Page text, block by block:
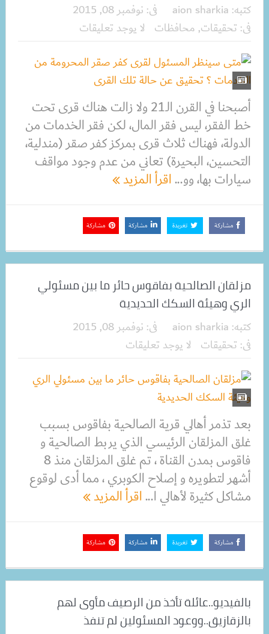
كتبه: aion sharkia فى: نوفمبر 08, 2015
فى: تحقيقات, محافظات لا يوجد تعليقات
أصبحنا في القرن الـ21 ولا زالت هناك قرى تحت
خط الفقر، ليس فقر المال، لكن فقر الخدمات من
الدولة، فهناك ثلاث قرى بمركز كفر صقر (مندلية،
التحسين، البحيرة) تعاني من عدم وجود مواقف
سيارات بها، وو...اقرأ المزيد
مشاركة تغريدة مشاركة مشاركة
مزلقان الصالحية بفاقوس حائر ما بين مسئولي
الري وهيئة السكك الحديدية
كتبه: aion sharkia فى: نوفمبر 08, 2015
فى: تحقيقات لا يوجد تعليقات
بعد تذمر أهالي قرية الصالحية بفاقوس بسبب
غلق المزلقان الرئيسي الذي يربط الصالحية و
فاقوس بمدن القناة ، تم غلق المزلقان منذ 8
أشهر لتطويره و إصلاح الكوبري ، مما أدى لوقوع
مشاكل كثيرة لأهالي ا...اقرأ المزيد
مشاركة تغريدة مشاركة مشاركة
بالفيديو..عائلة تأخذ من الرصيف مأوى لهم
بالزقازيق..ووعود المسئولين لم تنفذ